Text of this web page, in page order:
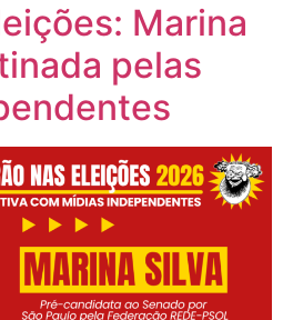
Marina
pelas